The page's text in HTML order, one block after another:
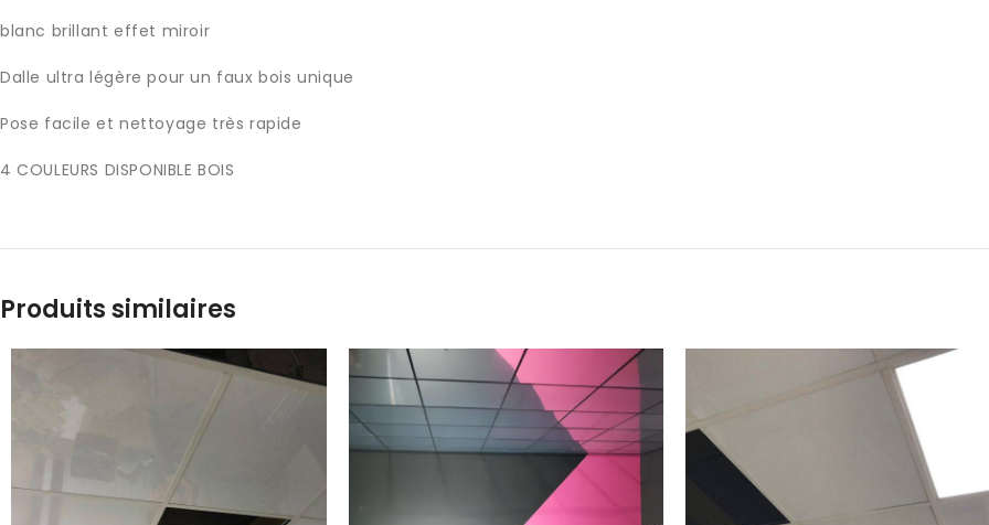
blanc brillant effet miroir
Dalle ultra légère pour un faux bois unique
Pose facile et nettoyage très rapide
4 COULEURS DISPONIBLE BOIS
Produits similaires